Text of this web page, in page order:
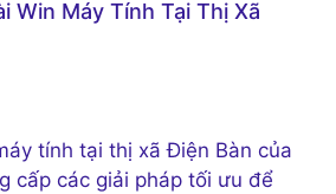
Win Máy Tính Tại Thị Xã
tính tại thị xã Điện Bàn của
cấp các giải pháp tối ưu để